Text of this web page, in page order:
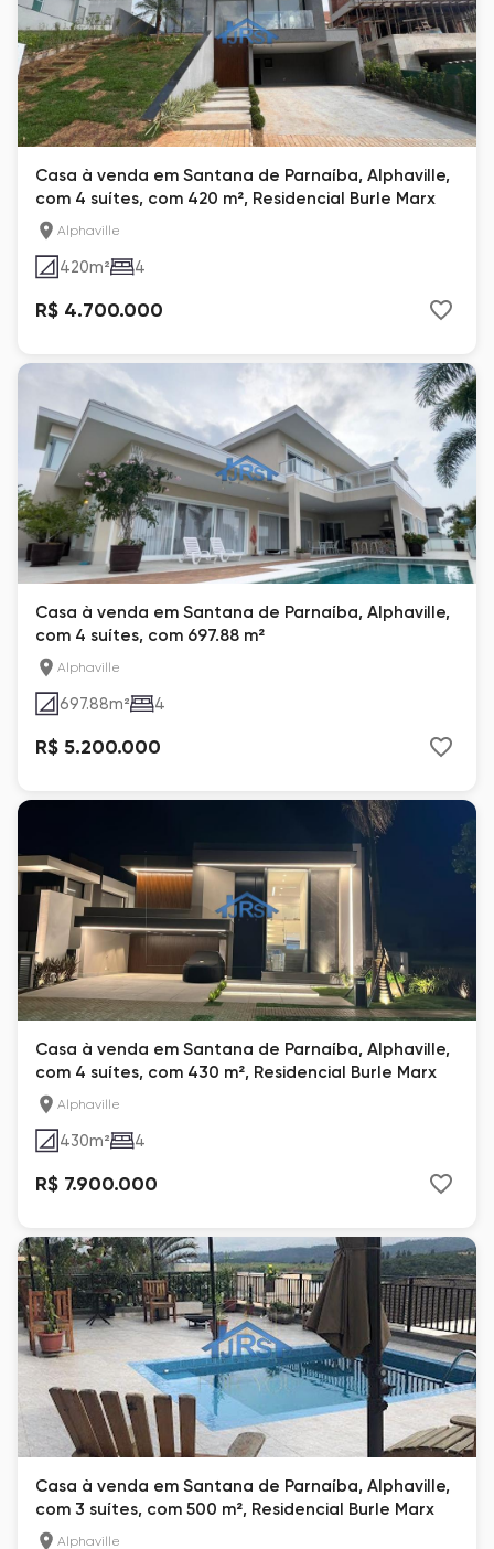
Casa à venda em Santana de Parnaíba, Alphaville,
com 4 suítes, com 420 m², Residencial Burle Marx
Alphaville
420m² 4
R$ 4.700.000
Casa à venda em Santana de Parnaíba, Alphaville,
com 4 suítes, com 697.88 m²
Alphaville
697.88m² 4
R$ 5.200.000
Casa à venda em Santana de Parnaíba, Alphaville,
com 4 suítes, com 430 m², Residencial Burle Marx
Alphaville
430m² 4
R$ 7.900.000
Casa à venda em Santana de Parnaíba, Alphaville,
com 3 suítes, com 500 m², Residencial Burle Marx
Alphaville